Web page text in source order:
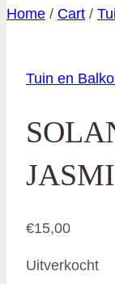
Home / Cart /
Tuin en
€15,00
Uitverkocht